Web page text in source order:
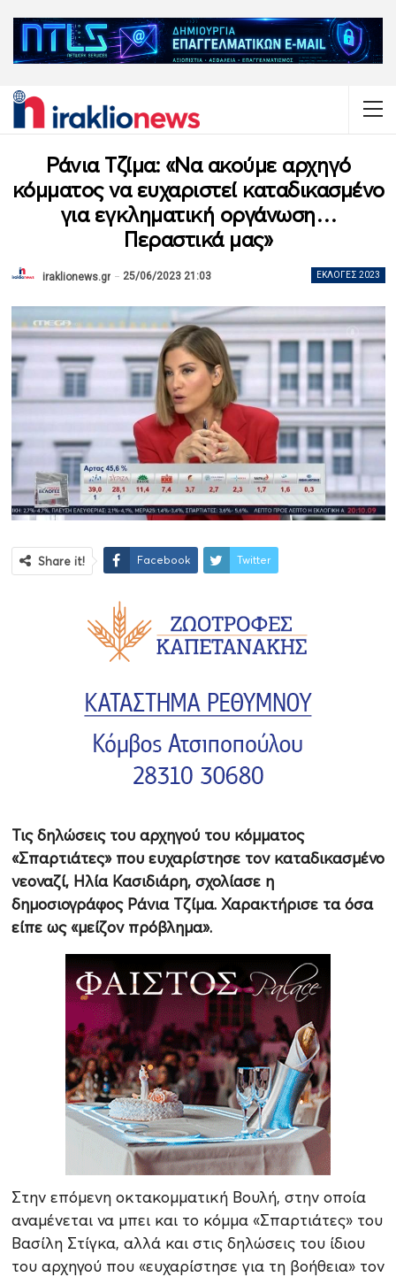
Ράνια Τζίμα: «Να ακούμε αρχηγό
κόμματος να ευχαριστεί καταδικασμένο
για εγκληματική οργάνωση…
Περαστικά μας»
ΕΚΛΟΓΈΣ 2023
iraklionews.gr 25/06/2023 21:03
Share it! Facebook Twitter
Τις δηλώσεις του αρχηγού του κόμματος
«Σπαρτιάτες» που ευχαρίστησε τον καταδικασμένο
νεοναζί, Ηλία Κασιδιάρη, σχολίασε η
δημοσιογράφος Ράνια Τζίμα. Χαρακτήρισε τα όσα
είπε ως «μείζον πρόβλημα».
Στην επόμενη οκτακομματική Βουλή, στην οποία
αναμένεται να μπει και το κόμμα «Σπαρτιάτες» του
Βασίλη Στίγκα, αλλά και στις δηλώσεις του ίδιου
του αρχηγού που «ευχαρίστησε για τη βοήθεια» τον